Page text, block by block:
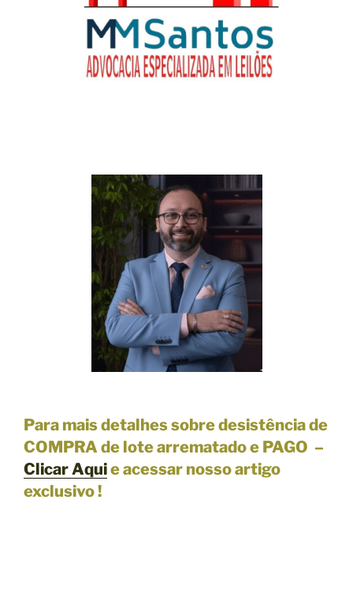
Para mais detalhes sobre desistência de
COMPRA de lote arrematado e PAGO –
Clicar Aquie acessar nosso artigo
exclusivo !